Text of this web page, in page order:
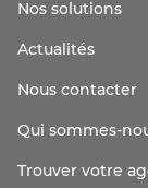
Nos solutions
Actualités
Nous contacter
Qui sommes-
Trouver votre